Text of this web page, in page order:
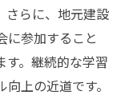
さらに、地元建設
に参加すること
す。継続的な学習
上の近道です。